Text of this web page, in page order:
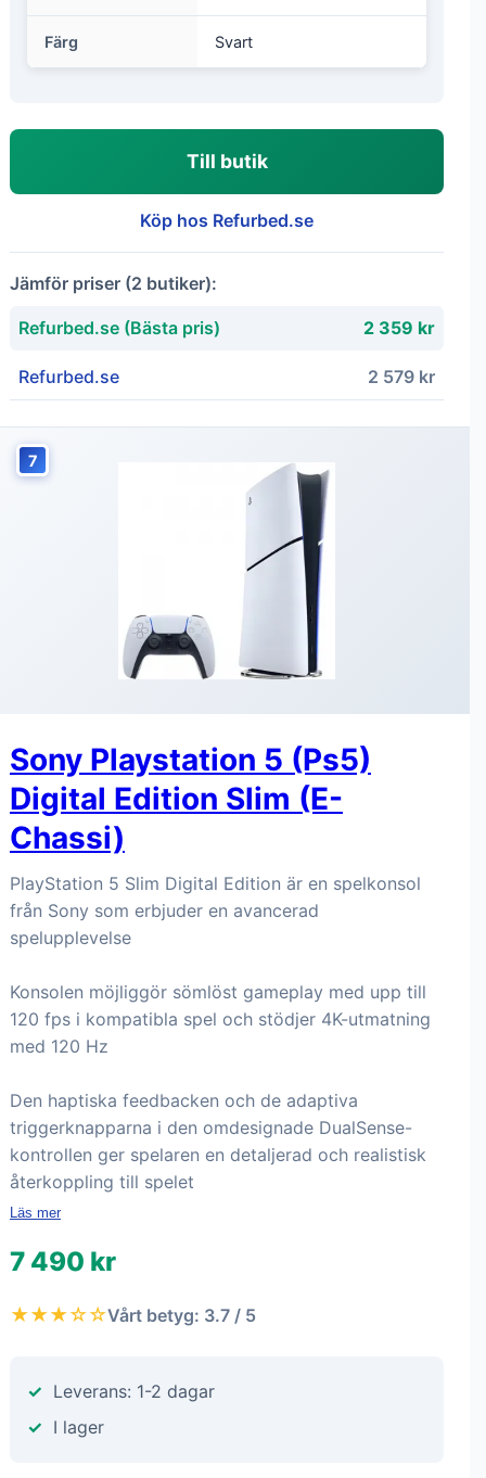
Färg Svart
Till butik
Köp hos Refurbed.se
Jämför priser (2 butiker):
Refurbed.se (Bästa pris) 2 359 kr
Refurbed.se 2 579 kr
7
Sony Playstation 5 (Ps5)
Digital Edition Slim (E-
Chassi)
PlayStation 5 Slim Digital Edition är en spelkonsol
från Sony som erbjuder en avancerad
spelupplevelse
Konsolen möjliggör sömlöst gameplay med upp till
120 fps i kompatibla spel och stödjer 4K-utmatning
med 120 Hz
Den haptiska feedbacken och de adaptiva
triggerknapparna i den omdesignade DualSense-
kontrollen ger spelaren en detaljerad och realistisk
återkoppling till spelet
Läs mer
7 490 kr
★★★☆☆Vårt betyg: 3.7 / 5
Leverans: 1-2 dagar
I lager